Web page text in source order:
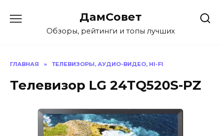
содержанию
ДамСовет
Обзоры, рейтинги и топы лучших
ГЛАВНАЯ » ТЕЛЕВИЗОРЫ, АУДИО-ВИДЕО, HI-FI
Телевизор LG 24TQ520S-PZ